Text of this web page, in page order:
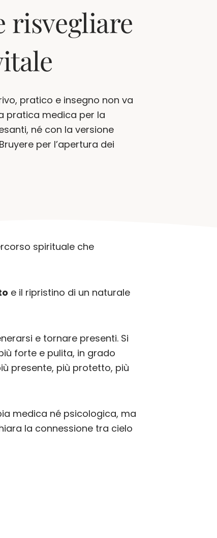
risvegliare
pratico e insegno non va
pratica medica per la
né con la versione
per l’apertura dei
spirituale che
e il ripristino di un naturale
e tornare presenti. Si
forte e pulita, in grado
presente, più protetto, più
medica né psicologica, ma
la connessione tra cielo